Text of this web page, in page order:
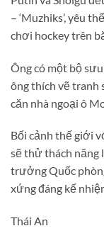
– ‘Muzhiks’, yêu
chơi hockey trên
Ông có một bộ
ông thích vẽ tranh
căn nhà ngoại ô
Bối cảnh thế giới
sẽ thử thách năng
trưởng Quốc
xứng đáng kế
Thái An